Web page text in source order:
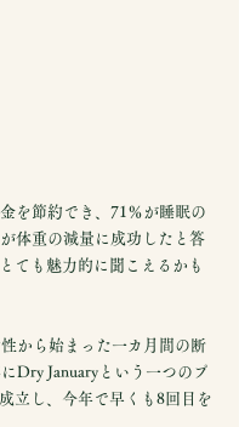
を節約でき、71％が睡眠の
体重の減量に成功したと答
ても魅力的に聞こえるかも
から始まった一カ月間の断
Dry Januaryという一つのプ
立し、今年で早くも8回目を